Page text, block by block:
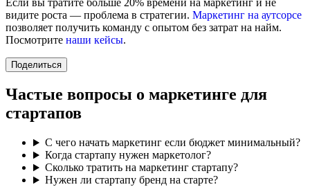
видите роста — проблема в стратегии. Маркетинг на аутсорсе
позволяет получить команду с опытом без затрат на найм.
Посмотрите наши кейсы.
Поделиться
Частые вопросы о маркетинге для
стартапов
С чего начать маркетинг если бюджет минимальный?
Когда стартапу нужен маркетолог?
Сколько тратить на маркетинг стартапу?
Нужен ли стартапу бренд на старте?